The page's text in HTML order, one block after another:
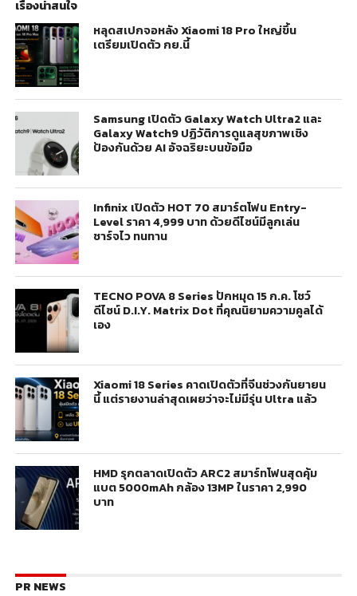
เรื่องน่าสนใจ
หลุดสเปกจอหลัง Xiaomi 18 Pro ใหญ่ขึ้น
เตรียมเปิดตัว กย.นี้
Samsung เปิดตัว Galaxy Watch Ultra2 และ
Galaxy Watch9 ปฏิวัติการดูแลสุขภาพเชิง
ป้องกันด้วย AI อัจฉริยะบนข้อมือ
Infinix เปิดตัว HOT 70 สมาร์ตโฟน Entry-
Level ราคา 4,999 บาท ด้วยดีไซน์มีลูกเล่น
ชาร์จไว ทนทาน
TECNO POVA 8 Series ปักหมุด 15 ก.ค. โชว์
ดีไซน์ D.I.Y. Matrix Dot ที่คุณนิยามความคูลได้
เอง
Xiaomi 18 Series คาดเปิดตัวที่จีนช่วงกันยายน
นี้ แต่รายงานล่าสุดเผยว่าจะไม่มีรุ่น Ultra แล้ว
HMD รุกตลาดเปิดตัว ARC2 สมาร์ทโฟนสุดคุ้ม
แบต 5000mAh กล้อง 13MP ในราคา 2,990
บาท
PR NEWS